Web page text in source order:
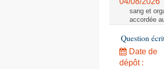
sang et
accordée
Question
Date de
dépôt :